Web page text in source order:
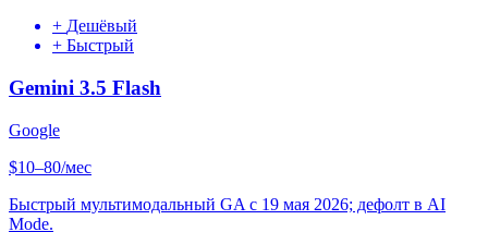
+ Дешёвый
+ Быстрый
Gemini 3.5 Flash
Google
$10–80/мес
Быстрый мультимодальный GA с 19 мая 2026; дефолт в AI
Mode.